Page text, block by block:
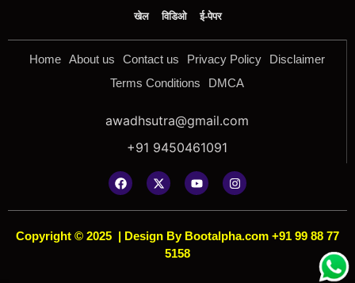
खेल
विडिओ ई-पेपर
Home About us Contact us Privacy Policy
Disclaimer
Terms Conditions
DMCA
awadhsutra@gmail.com
+91 9450461091
Copyright © 2025 | Design By Bootalpha.com +91 99 88 77
5158